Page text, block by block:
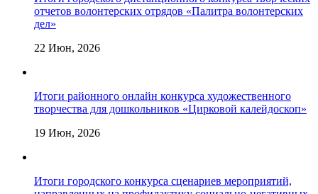
отчетов волонтерских отрядов «Палитра волонтерских
дел»
22 Июн, 2026
Итоги районного онлайн конкурса художественного
творчества для дошкольников «Цирковой калейдоскоп»
19 Июн, 2026
Итоги городского конкурса сценариев мероприятий,